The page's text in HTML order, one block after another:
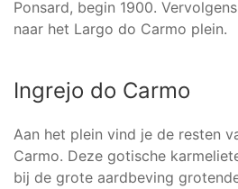
Ponsard, begin 1900.
naar het Largo do Carmo plein.
Ingrejo do Carmo
Aan het plein vind je de resten
Carmo. Deze gotische
bij de grote aardbeving